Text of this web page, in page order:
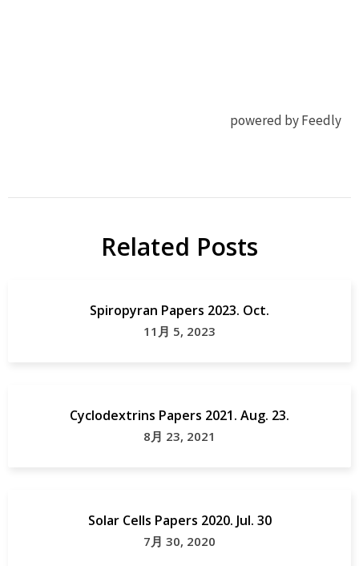
powered by Feedly
Related Posts
Spiropyran Papers 2023. Oct.
11月 5, 2023
Cyclodextrins Papers 2021. Aug. 23.
8月 23, 2021
Solar Cells Papers 2020. Jul. 30
7月 30, 2020